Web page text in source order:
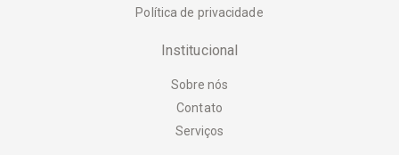
Política de privacidade
Institucional
Sobre nós
Contato
Serviços